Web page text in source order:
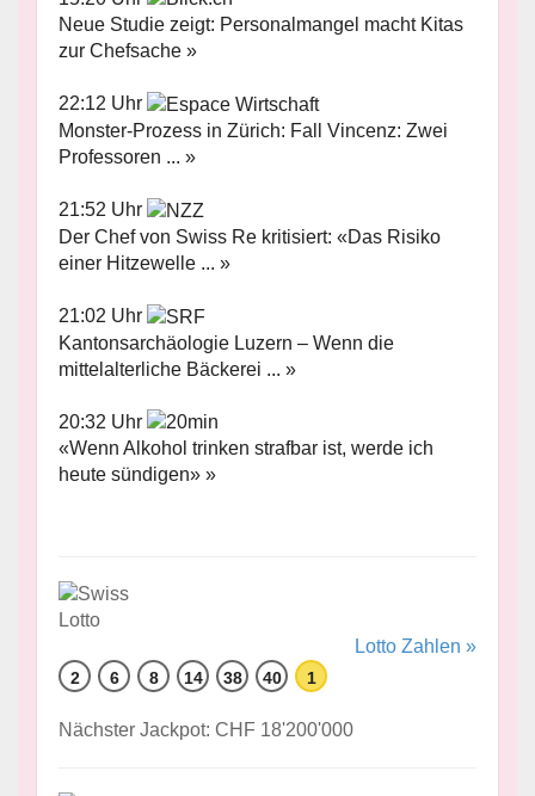
Neue Studie zeigt: Personalmangel macht Kitas
zur Chefsache »
22:12 Uhr
Monster-Prozess in Zürich: Fall Vincenz: Zwei
Professoren ... »
21:52 Uhr
Der Chef von Swiss Re kritisiert: «Das Risiko
einer Hitzewelle ... »
21:02 Uhr
Kantonsarchäologie Luzern – Wenn die
mittelalterliche Bäckerei ... »
20:32 Uhr
«Wenn Alkohol trinken strafbar ist, werde ich
heute sündigen» »
Lotto Zahlen »
2 6 8 14 38 40 1
Nächster Jackpot: CHF 18'200'000